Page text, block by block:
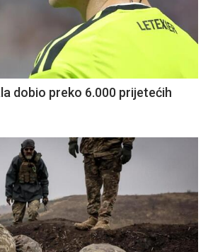
dobio preko 6.000 prijetećih